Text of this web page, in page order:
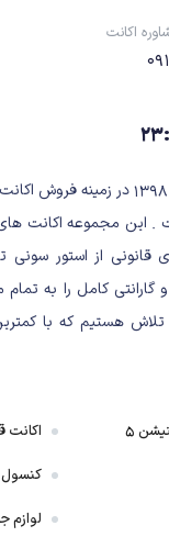
اکانت
فعالیت خود را از سال ۱۳۹۸ در
. این مجموعه اکانت
قانونی از استور
کامل را به تمام
هستیم که با
۵
اکانت
لوازم